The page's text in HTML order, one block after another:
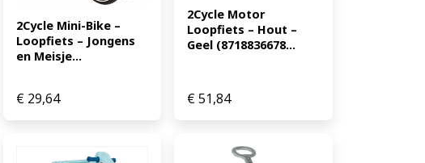
2Cycle Mini-Bike –
Loopfiets – Jongens
en Meisje...
€29,64
2Cycle Motor
Loopfiets – Hout –
Geel (8718836678...
€51,84